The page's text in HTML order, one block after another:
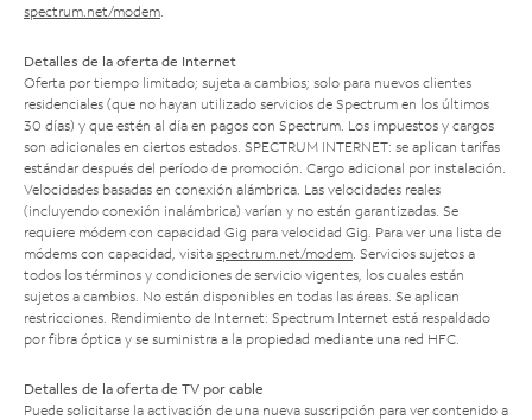
spectrum.net/modem
Detalles de la oferta de Internet
Oferta por tiempo limitado; sujeta a cambios; solo para nuevos clientes
residenciales (que no hayan utilizado servicios de Spectrum en los últimos
30 días) y que estén al día en pagos con Spectrum. Los impuestos y cargos
son adicionales en ciertos estados. SPECTRUM INTERNET: se aplican tarifas
estándar después del período de promoción. Cargo adicional por instalación.
Velocidades basadas en conexión alámbrica. Las velocidades reales
(incluyendo conexión inalámbrica) varían y no están garantizadas. Se
requiere módem con capacidad Gig para velocidad Gig. Para ver una lista de
módems con capacidad, visita spectrum.net/modem . Servicios sujetos a
todos los términos y condiciones de servicio vigentes, los cuales están
sujetos a cambios. No están disponibles en todas las áreas. Se aplican
restricciones. Rendimiento de Internet: Spectrum Internet está respaldado
por fibra óptica y se suministra a la propiedad mediante una red HFC.
Detalles de la oferta de TV por cable
Puede solicitarse la activación de una nueva suscripción para ver contenido a